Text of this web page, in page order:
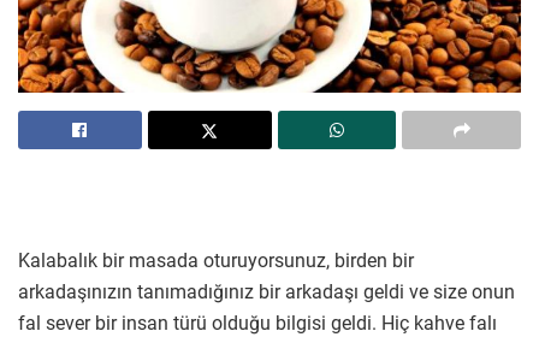
Kalabalık bir masada oturuyorsunuz, birden bir
arkadaşınızın tanımadığınız bir arkadaşı geldi ve size onun
fal sever bir insan türü olduğu bilgisi geldi. Hiç kahve falı